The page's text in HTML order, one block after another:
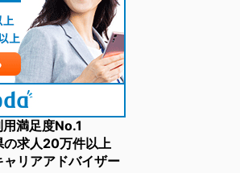
満足度No.1
求人20万件以上
リアアドバイザー